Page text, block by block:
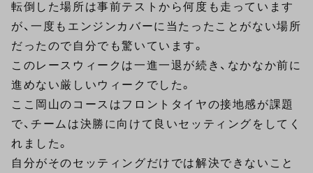
転倒した場所は事前テストから何度も走っています
が、一度もエンジンカバーに当たったことがない場所
だったので自分でも驚いています。
このレースウィークは一進一退が続き、なかなか前に
進めない厳しいウィークでした。
ここ岡山のコースはフロントタイヤの接地感が課題
で、チームは決勝に向けて良いセッティングをしてく
れました。
自分がそのセッティングだけでは解決できないこと